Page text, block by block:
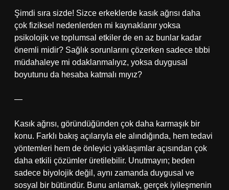
Şimdi sıra sizde! Sizce erkeklerde kasık ağrısı daha
çok fiziksel nedenlerden mi kaynaklanır yoksa
psikolojik ve toplumsal etkiler de en az bunlar kadar
önemli midir? Sağlık sorunlarını çözerken sadece tıbbi
müdahaleye mi odaklanmalıyız, yoksa duygusal
boyutunu da hesaba katmalı mıyız?
—
Kasık ağrısı, göründüğünden çok daha karmaşık bir
konu. Farklı bakış açılarıyla ele alındığında, hem tedavi
yöntemleri hem de önleyici yaklaşımlar açısından çok
daha etkili çözümler üretilebilir. Unutmayın; beden
sadece biyolojik değil, aynı zamanda duygusal ve
sosyal bir bütündür. Bunu anlamak, gerçek iyileşmenin